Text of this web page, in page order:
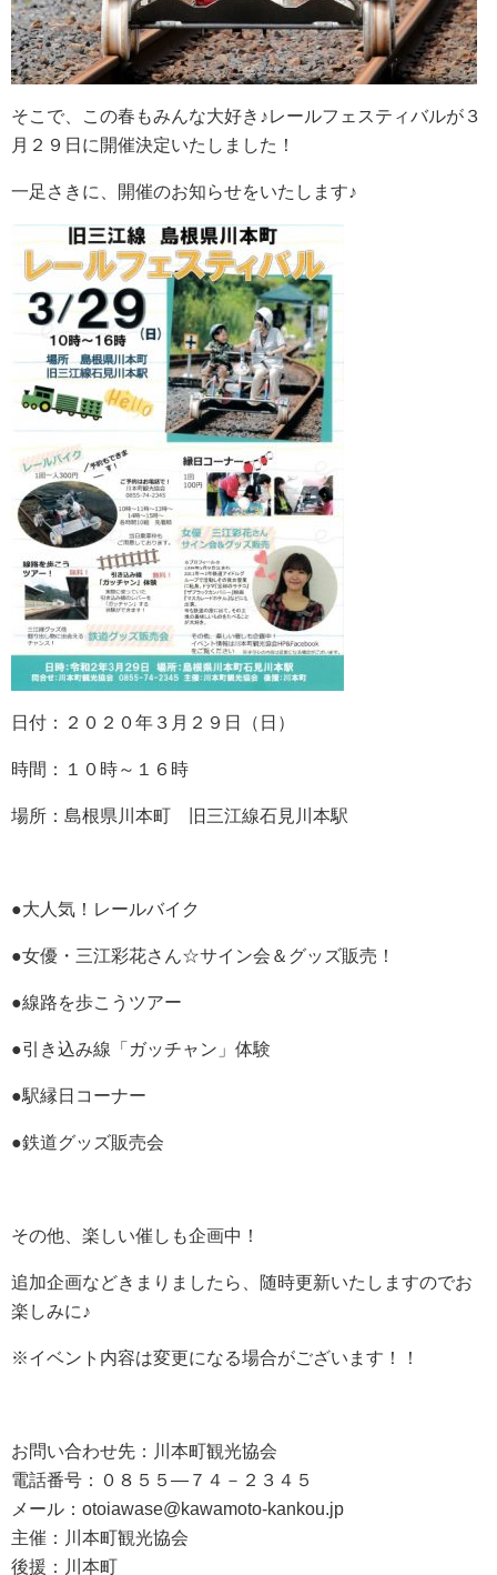
そこで、この春もみんな大好き♪レールフェスティバルが３
月２９日に開催決定いたしました！
一足さきに、開催のお知らせをいたします♪
日付：２０２０年３月２９日（日）
時間：１０時～１６時
場所：島根県川本町 旧三江線石見川本駅
●大人気！レールバイク
●女優・三江彩花さん☆サイン会＆グッズ販売！
●線路を歩こうツアー
●引き込み線「ガッチャン」体験
●駅縁日コーナー
●鉄道グッズ販売会
その他、楽しい催しも企画中！
追加企画などきまりましたら、随時更新いたしますのでお
楽しみに♪
※イベント内容は変更になる場合がございます！！
お問い合わせ先：川本町観光協会
電話番号：０８５５―７４－２３４５
メール：otoiawase@kawamoto-kankou.jp
主催：川本町観光協会
後援：川本町